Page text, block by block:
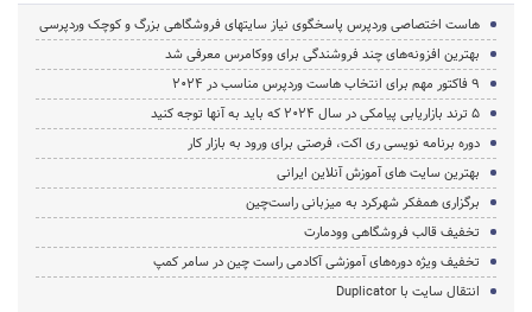
هاست اختصاصی وردپرس پاسخگوی نیاز سایتهای فروشگاهی بزرگ و کوچک وردپرسی
بهترین افزونه‌های چند فروشندگی برای ووکامرس معرفی شد
9 فاکتور مهم برای انتخاب هاست وردپرس مناسب در ۲۰۲۴
5 ترند بازاریابی پیامکی در سال 2024 که باید به آنها توجه کنید
دوره برنامه نویسی ری اکت، فرصتی برای ورود به بازار کار
بهترین سایت های آموزش آنلاین ایرانی
برگزاری همفکر شهرکرد به میزبانی راست‌چین
تخفیف قالب فروشگاهی وودمارت
تخفیف ویژه دوره‌های آموزشی آکادمی راست چین در سامر کمپ
انتقال سایت با Duplicator